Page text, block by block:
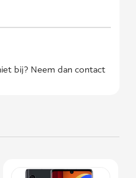
bij? Neem dan contact